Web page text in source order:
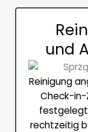
und
Reinigung
Check-in-
rechtzeitig